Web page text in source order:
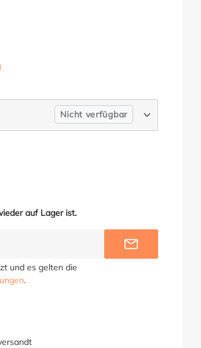
Nicht verfügbar
auf Lager ist.
und es gelten die
.